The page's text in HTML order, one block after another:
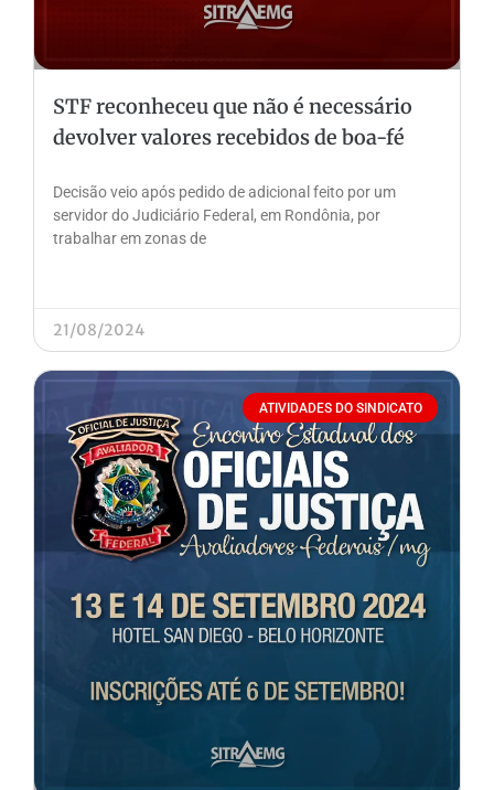
STF reconheceu que não é necessário
devolver valores recebidos de boa-fé
Decisão veio após pedido de adicional feito por um
servidor do Judiciário Federal, em Rondônia, por
trabalhar em zonas de
21/08/2024
ATIVIDADES DO SINDICATO